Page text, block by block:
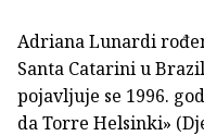
Adriana Lunardi
Santa Catarini u
pojavljuje se 1996.
da Torre Helsinki»